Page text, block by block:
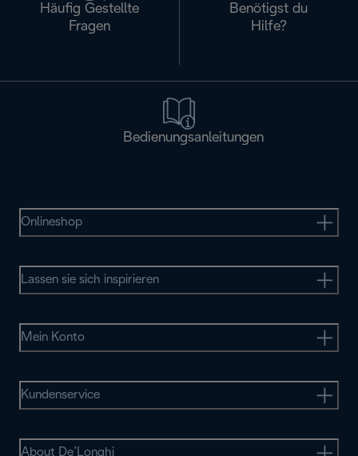
Häufig Gestellte
Fragen
Benötigst du
Hilfe?
Bedienungsanleitungen
Onlineshop
Lassen sie sich inspirieren
Mein Konto
Kundenservice
About De’Longhi